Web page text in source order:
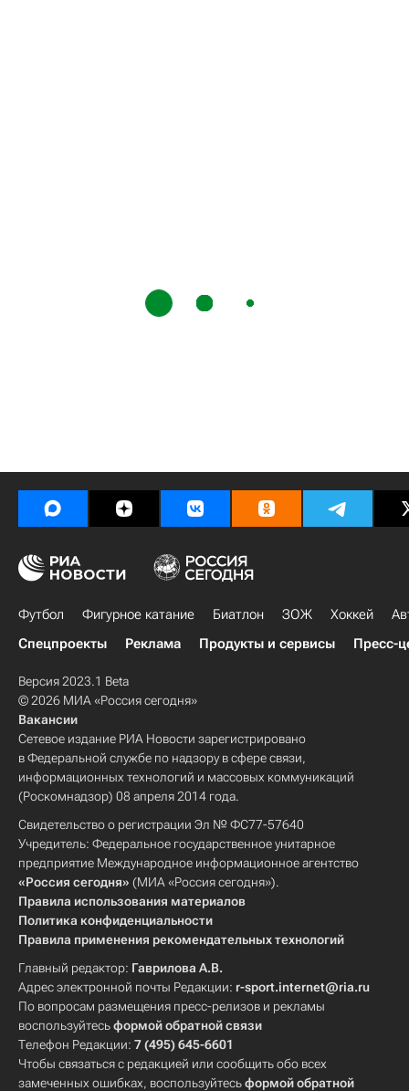
Футбол Фигурное катание Биатлон ЗОЖ Хоккей
Спецпроекты
Реклама Продукты и сервисы Пресс-
Версия 2023.1 Beta
© 2026 МИА «Россия сегодня»
Вакансии
Сетевое издание РИА Новости зарегистрировано
в Федеральной службе по надзору в сфере связи,
информационных технологий и массовых коммуникаций
(Роскомнадзор) 08 апреля 2014 года.
Свидетельство о регистрации Эл № ФС77-57640
Учредитель: Федеральное государственное унитарное
предприятие Международное информационное агентство
«Россия сегодня» (МИА «Россия сегодня»).
Правила использования материалов
Политика конфиденциальности
Правила применения рекомендательных технологий
Главный редактор: Гаврилова А.В.
Адрес электронной почты Редакции: r-sport.internet@ria.ru
По вопросам размещения пресс-релизов и рекламы
воспользуйтесьформой обратной связи
Телефон Редакции: 7 (495) 645-6601
Чтобы связаться с редакцией или сообщить обо всех
замеченных ошибках, воспользуйтесьформой обратной